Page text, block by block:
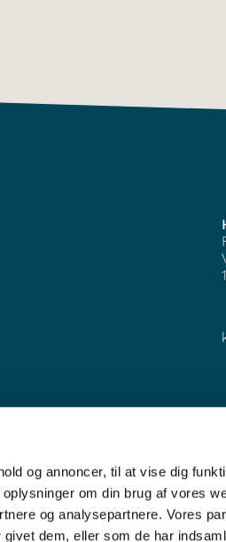
og annoncer, til at vise dig
om din brug af vores
og analysepartnere. Vores
dem, eller som de har